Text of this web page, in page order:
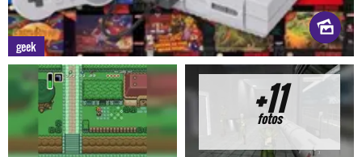
geek
+11
fotos